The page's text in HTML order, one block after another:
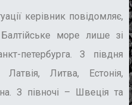
керівник повідомляє,
Балтійське море лише зі
петербурга. З півдня
Литва, Естонія,
З півночі – Швеція та